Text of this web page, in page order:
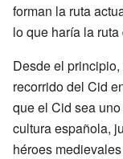
forman la ruta
lo que haría la
Desde el
recorrido del Cid
que el Cid sea
cultura española,
héroes